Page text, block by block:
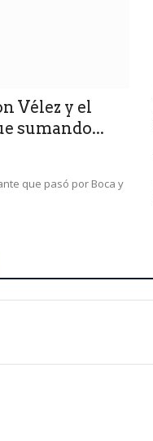
Vélez y el
sumando...
que pasó por Boca y